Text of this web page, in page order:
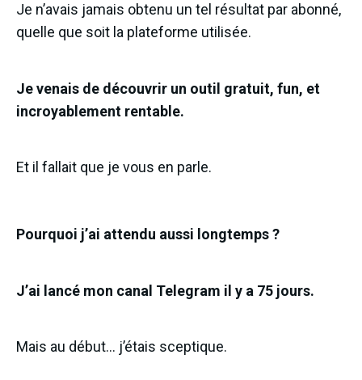
Je n’avais jamais obtenu un tel résultat par abonné,
quelle que soit la plateforme utilisée.
Je venais de découvrir un outil gratuit, fun, et
incroyablement rentable.
Et il fallait que je vous en parle.
Pourquoi j’ai attendu aussi longtemps ?
J’ai lancé mon canal Telegram il y a 75 jours.
Mais au début… j’étais sceptique.